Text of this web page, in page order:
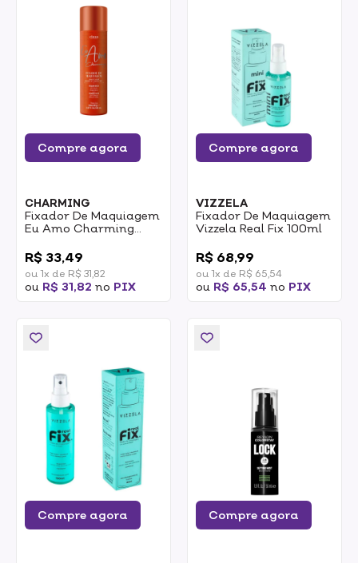
Compre agora
CHARMING
Fixador De Maquiagem
Eu Amo Charming
R$ 33,49
ou 1x de R$ 31,82
ou R$ 31,82 no PIX
Compre agora
VIZZELA
Fixador De Maquiagem
Vizzela Real Fix 100ml
R$ 68,99
ou 1x de R$ 65,54
ou R$ 65,54 no PIX
Compre agora Compre agora